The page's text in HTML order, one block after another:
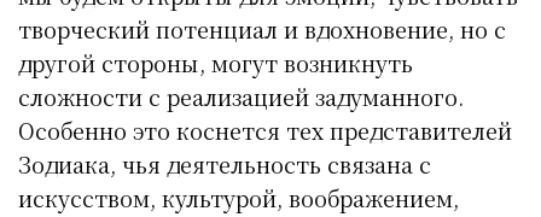
творческий потенциал и вдохновение, но с
другой стороны, могут возникнуть
сложности с реализацией задуманного.
Особенно это коснется тех представителей
Зодиака, чья деятельность связана с
искусством, культурой, воображением,